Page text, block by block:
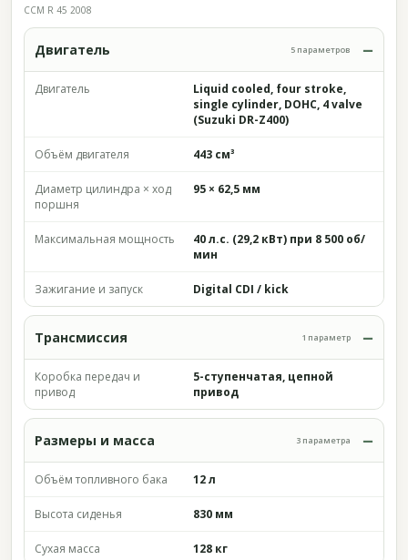
CCM R 45 2008
Двигатель 5 параметров
Двигатель
Liquid cooled, four stroke,
single cylinder, DOHC, 4 valve
(Suzuki DR-Z400)
Объём двигателя 443 см³
Диаметр цилиндра × ход
поршня
95 × 62,5 мм
Максимальная мощность
40 л.с. (29,2 кВт) при 8 500 об/
мин
Зажигание и запуск Digital CDI / kick
Трансмиссия 1 параметр
Коробка передач и
привод
5-ступенчатая, цепной
привод
Размеры и масса 3 параметра
Объём топливного бака 12 л
Высота сиденья 830 мм
Сухая масса 128 кг